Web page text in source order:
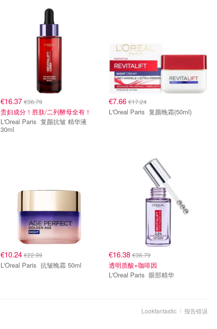
€16.37€36.79
贵妇成分！胜肽/二列酵母全有！
L'Oreal Paris 复颜抗皱 精华液
30ml
€7.66 €17.24
L'Oreal Paris 复颜晚霜(50ml)
€10.24€22.99
L'Oreal Paris 抗皱晚霜 50ml
€16.38 €36.79
透明质酸+咖啡因
L'Oreal Paris 眼部精华
报告错误
Lookfantastic